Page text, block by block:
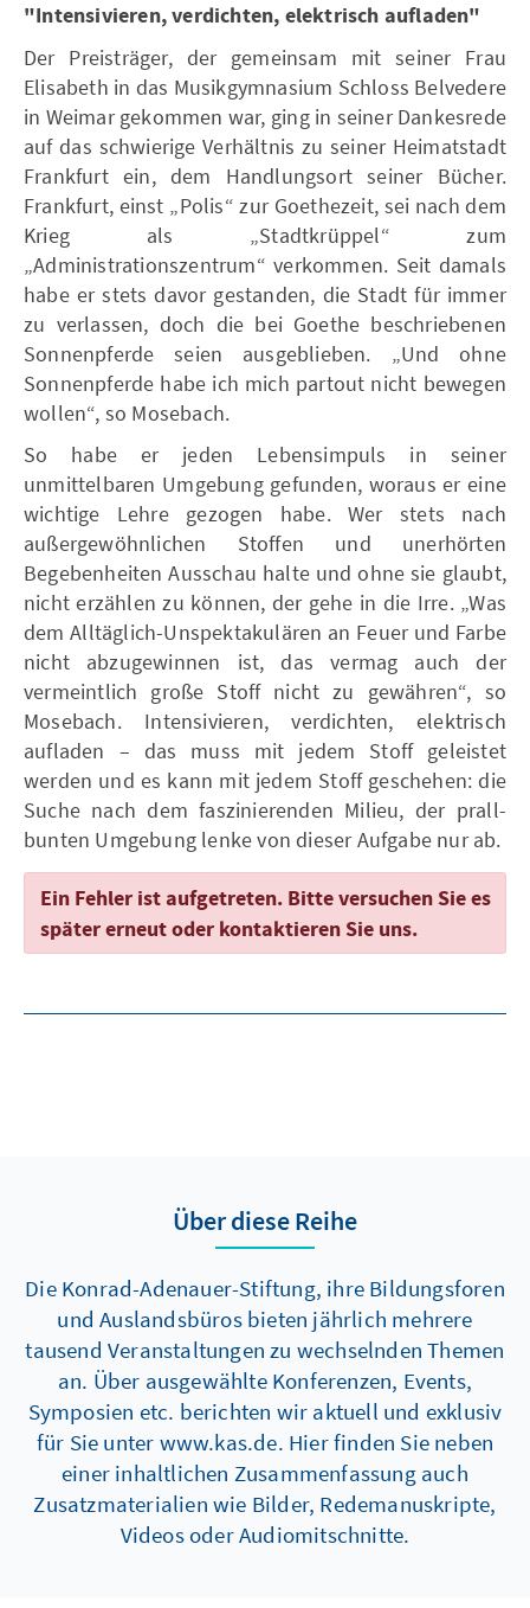
"Intensivieren, verdichten, elektrisch aufladen"
Der Preisträger, der gemeinsam mit seiner Frau
Elisabeth in das Musikgymnasium Schloss Belvedere
in Weimar gekommen war, ging in seiner Dankesrede
auf das schwierige Verhältnis zu seiner Heimatstadt
Frankfurt ein, dem Handlungsort seiner Bücher.
Frankfurt, einst „Polis“ zur Goethezeit, sei nach dem
Krieg als „Stadtkrüppel“ zum
„Administrationszentrum“ verkommen. Seit damals
habe er stets davor gestanden, die Stadt für immer
zu verlassen, doch die bei Goethe beschriebenen
Sonnenpferde seien ausgeblieben. „Und ohne
Sonnenpferde habe ich mich partout nicht bewegen
wollen“, so Mosebach.
So habe er jeden Lebensimpuls in seiner
unmittelbaren Umgebung gefunden, woraus er eine
wichtige Lehre gezogen habe. Wer stets nach
außergewöhnlichen Stoffen und unerhörten
Begebenheiten Ausschau halte und ohne sie glaubt,
nicht erzählen zu können, der gehe in die Irre. „Was
dem Alltäglich-Unspektakulären an Feuer und Farbe
nicht abzugewinnen ist, das vermag auch der
vermeintlich große Stoff nicht zu gewähren“, so
Mosebach. Intensivieren, verdichten, elektrisch
aufladen – das muss mit jedem Stoff geleistet
werden und es kann mit jedem Stoff geschehen: die
Suche nach dem faszinierenden Milieu, der prall-
bunten Umgebung lenke von dieser Aufgabe nur ab.
Ein Fehler ist aufgetreten. Bitte versuchen Sie es
später erneut oder kontaktieren Sie uns.
Über diese Reihe
Die Konrad-Adenauer-Stiftung, ihre Bildungsforen
und Auslandsbüros bieten jährlich mehrere
tausend Veranstaltungen zu wechselnden Themen
an. Über ausgewählte Konferenzen, Events,
Symposien etc. berichten wir aktuell und exklusiv
für Sie unter www.kas.de. Hier finden Sie neben
einer inhaltlichen Zusammenfassung auch
Zusatzmaterialien wie Bilder, Redemanuskripte,
Videos oder Audiomitschnitte.